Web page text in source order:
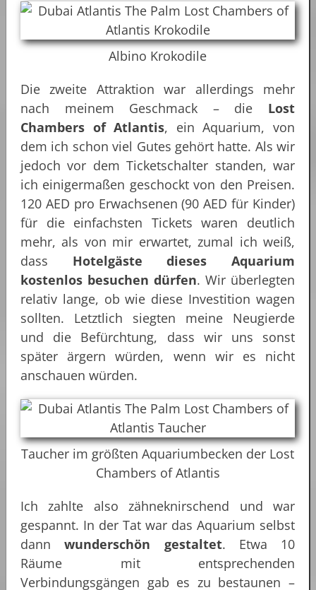
Albino Krokodile
Die zweite Attraktion war allerdings mehr
nach meinem Geschmack – die Lost
Chambers of Atlantis, ein Aquarium, von
dem ich schon viel Gutes gehört hatte. Als wir
jedoch vor dem Ticketschalter standen, war
ich einigermaßen geschockt von den Preisen.
120 AED pro Erwachsenen (90 AED für Kinder)
für die einfachsten Tickets waren deutlich
mehr, als von mir erwartet, zumal ich weiß,
dass Hotelgäste dieses Aquarium
kostenlos besuchen dürfen. Wir überlegten
relativ lange, ob wie diese Investition wagen
sollten. Letztlich siegten meine Neugierde
und die Befürchtung, dass wir uns sonst
später ärgern würden, wenn wir es nicht
anschauen würden.
Taucher im größten Aquariumbecken der Lost
Chambers of Atlantis
Ich zahlte also zähneknirschend und war
gespannt. In der Tat war das Aquarium selbst
dannwunderschön gestaltet. Etwa 10
Räume mit entsprechenden
Verbindungsgängen gab es zu bestaunen –